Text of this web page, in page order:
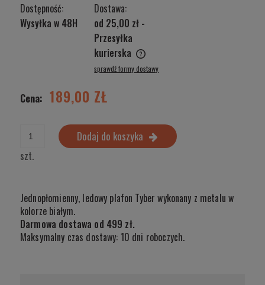
Dostępność:
Wysyłka w 48H
Dostawa:
od 25,00 zł -
Przesyłka
kurierska
Cena nie zawiera ewentualnych kosztów płatności
sprawdź formy dostawy
Cena: 189,00 ZŁ
szt.
Dodaj do koszyka
Jednopłomienny, ledowy plafon Tyber wykonany z metalu w
kolorze białym.
Darmowa dostawa od 499 zł.
Maksymalny czas dostawy: 10 dni roboczych.